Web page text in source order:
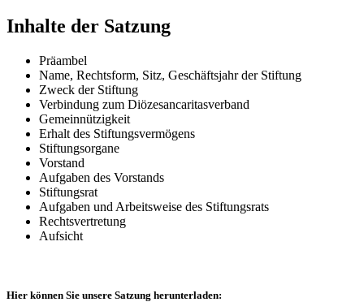
Inhalte der Satzung
Präambel
Name, Rechtsform, Sitz, Geschäftsjahr der Stiftung
Zweck der Stiftung
Verbindung zum Diözesancaritasverband
Gemeinnützigkeit
Erhalt des Stiftungsvermögens
Stiftungsorgane
Vorstand
Aufgaben des Vorstands
Stiftungsrat
Aufgaben und Arbeitsweise des Stiftungsrats
Rechtsvertretung
Aufsicht
Hier können Sie unsere Satzung herunterladen: